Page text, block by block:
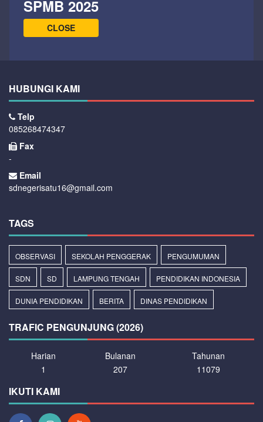
SPMB 2025
CLOSE
HUBUNGI KAMI
Telp
085268474347
Fax
-
Email
sdnegerisatu16@gmail.com
TAGS
OBSERVASI SEKOLAH PENGGERAK PENGUMUMAN
SDN SD LAMPUNG TENGAH PENDIDIKAN INDONESIA
DUNIA PENDIDIKAN BERITA DINAS PENDIDIKAN
TRAFIC PENGUNJUNG (2026)
Harian Bulanan
Tahunan
1
207 11079
IKUTI KAMI